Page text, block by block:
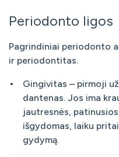
Periodonto ligos
Pagrindiniai periodonto
ir periodontitas.
Gingivitas – pirmoji
dantenas. Jos ima
jautresnės,
išgydomas, laiku
gydymą.